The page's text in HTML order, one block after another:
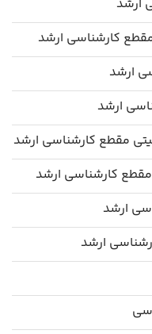
ارشد
کارشناسی ارشد
ارشد
ارشد
مقطع کارشناسی ارشد
کارشناسی ارشد
ارشد
ارشد